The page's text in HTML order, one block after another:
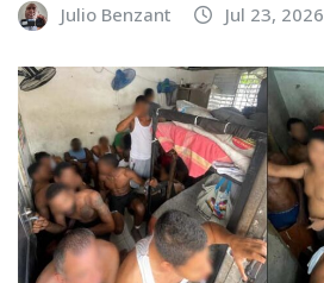
Julio Benzant Jul 23, 2026